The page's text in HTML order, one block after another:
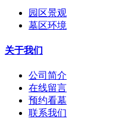
园区景观
墓区环境
关于我们
公司简介
在线留言
预约看墓
联系我们